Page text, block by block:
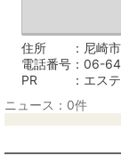
住所
尼崎
電話番号
06-
PR
エス
ニュース：0件